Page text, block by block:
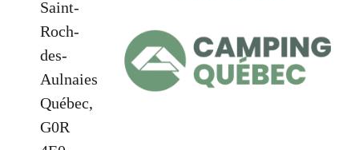
Saint-
Roch-
des-
Aulnaies
Québec,
G0R